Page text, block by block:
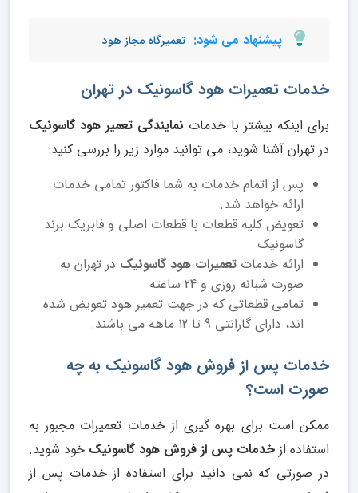
پیشنهاد می شود: تعمیرگاه مجاز هود
خدمات تعمیرات هود گاسونیک در تهران
برای اینکه بیشتر با خدمات نمایندگی تعمیر هود گاسونیک
در تهران آشنا شوید، می توانید موارد زیر را بررسی کنید:
پس از اتمام خدمات به شما فاکتور تمامی خدمات
ارائه خواهد شد.
تعویض کلیه قطعات با قطعات اصلی و فابریک برند
گاسونیک
ارائه خدمات تعمیرات هود گاسونیک در تهران به
صورت شبانه روزی و 24 ساعته
تمامی قطعاتی که در جهت تعمیر هود تعویض شده
اند، دارای گارانتی 9 تا 12 ماهه می باشند.
خدمات پس از فروش هود گاسونیک به چه
صورت است؟
ممکن است برای بهره گیری از خدمات تعمیرات مجبور به
استفاده از خدمات پس از فروش هود گاسونیک خود شوید.
در صورتی که نمی دانید برای استفاده از خدمات پس از